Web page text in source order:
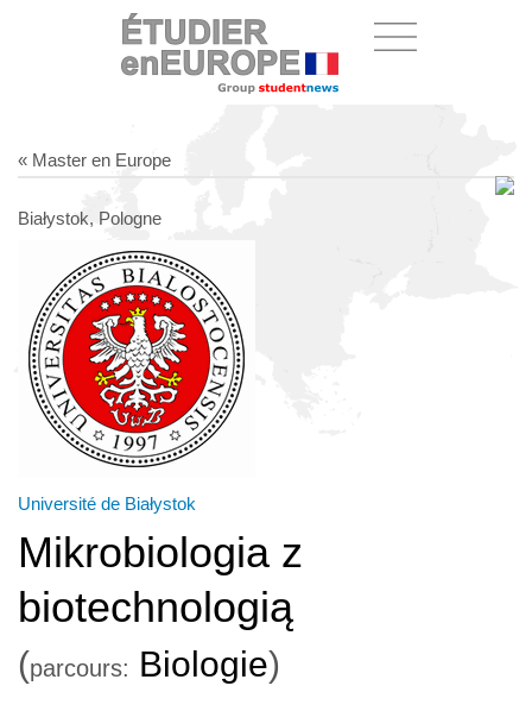
« Master en Europe
Białystok, Pologne
Université de Białystok
Mikrobiologia z
biotechnologią
(parcours: Biologie)